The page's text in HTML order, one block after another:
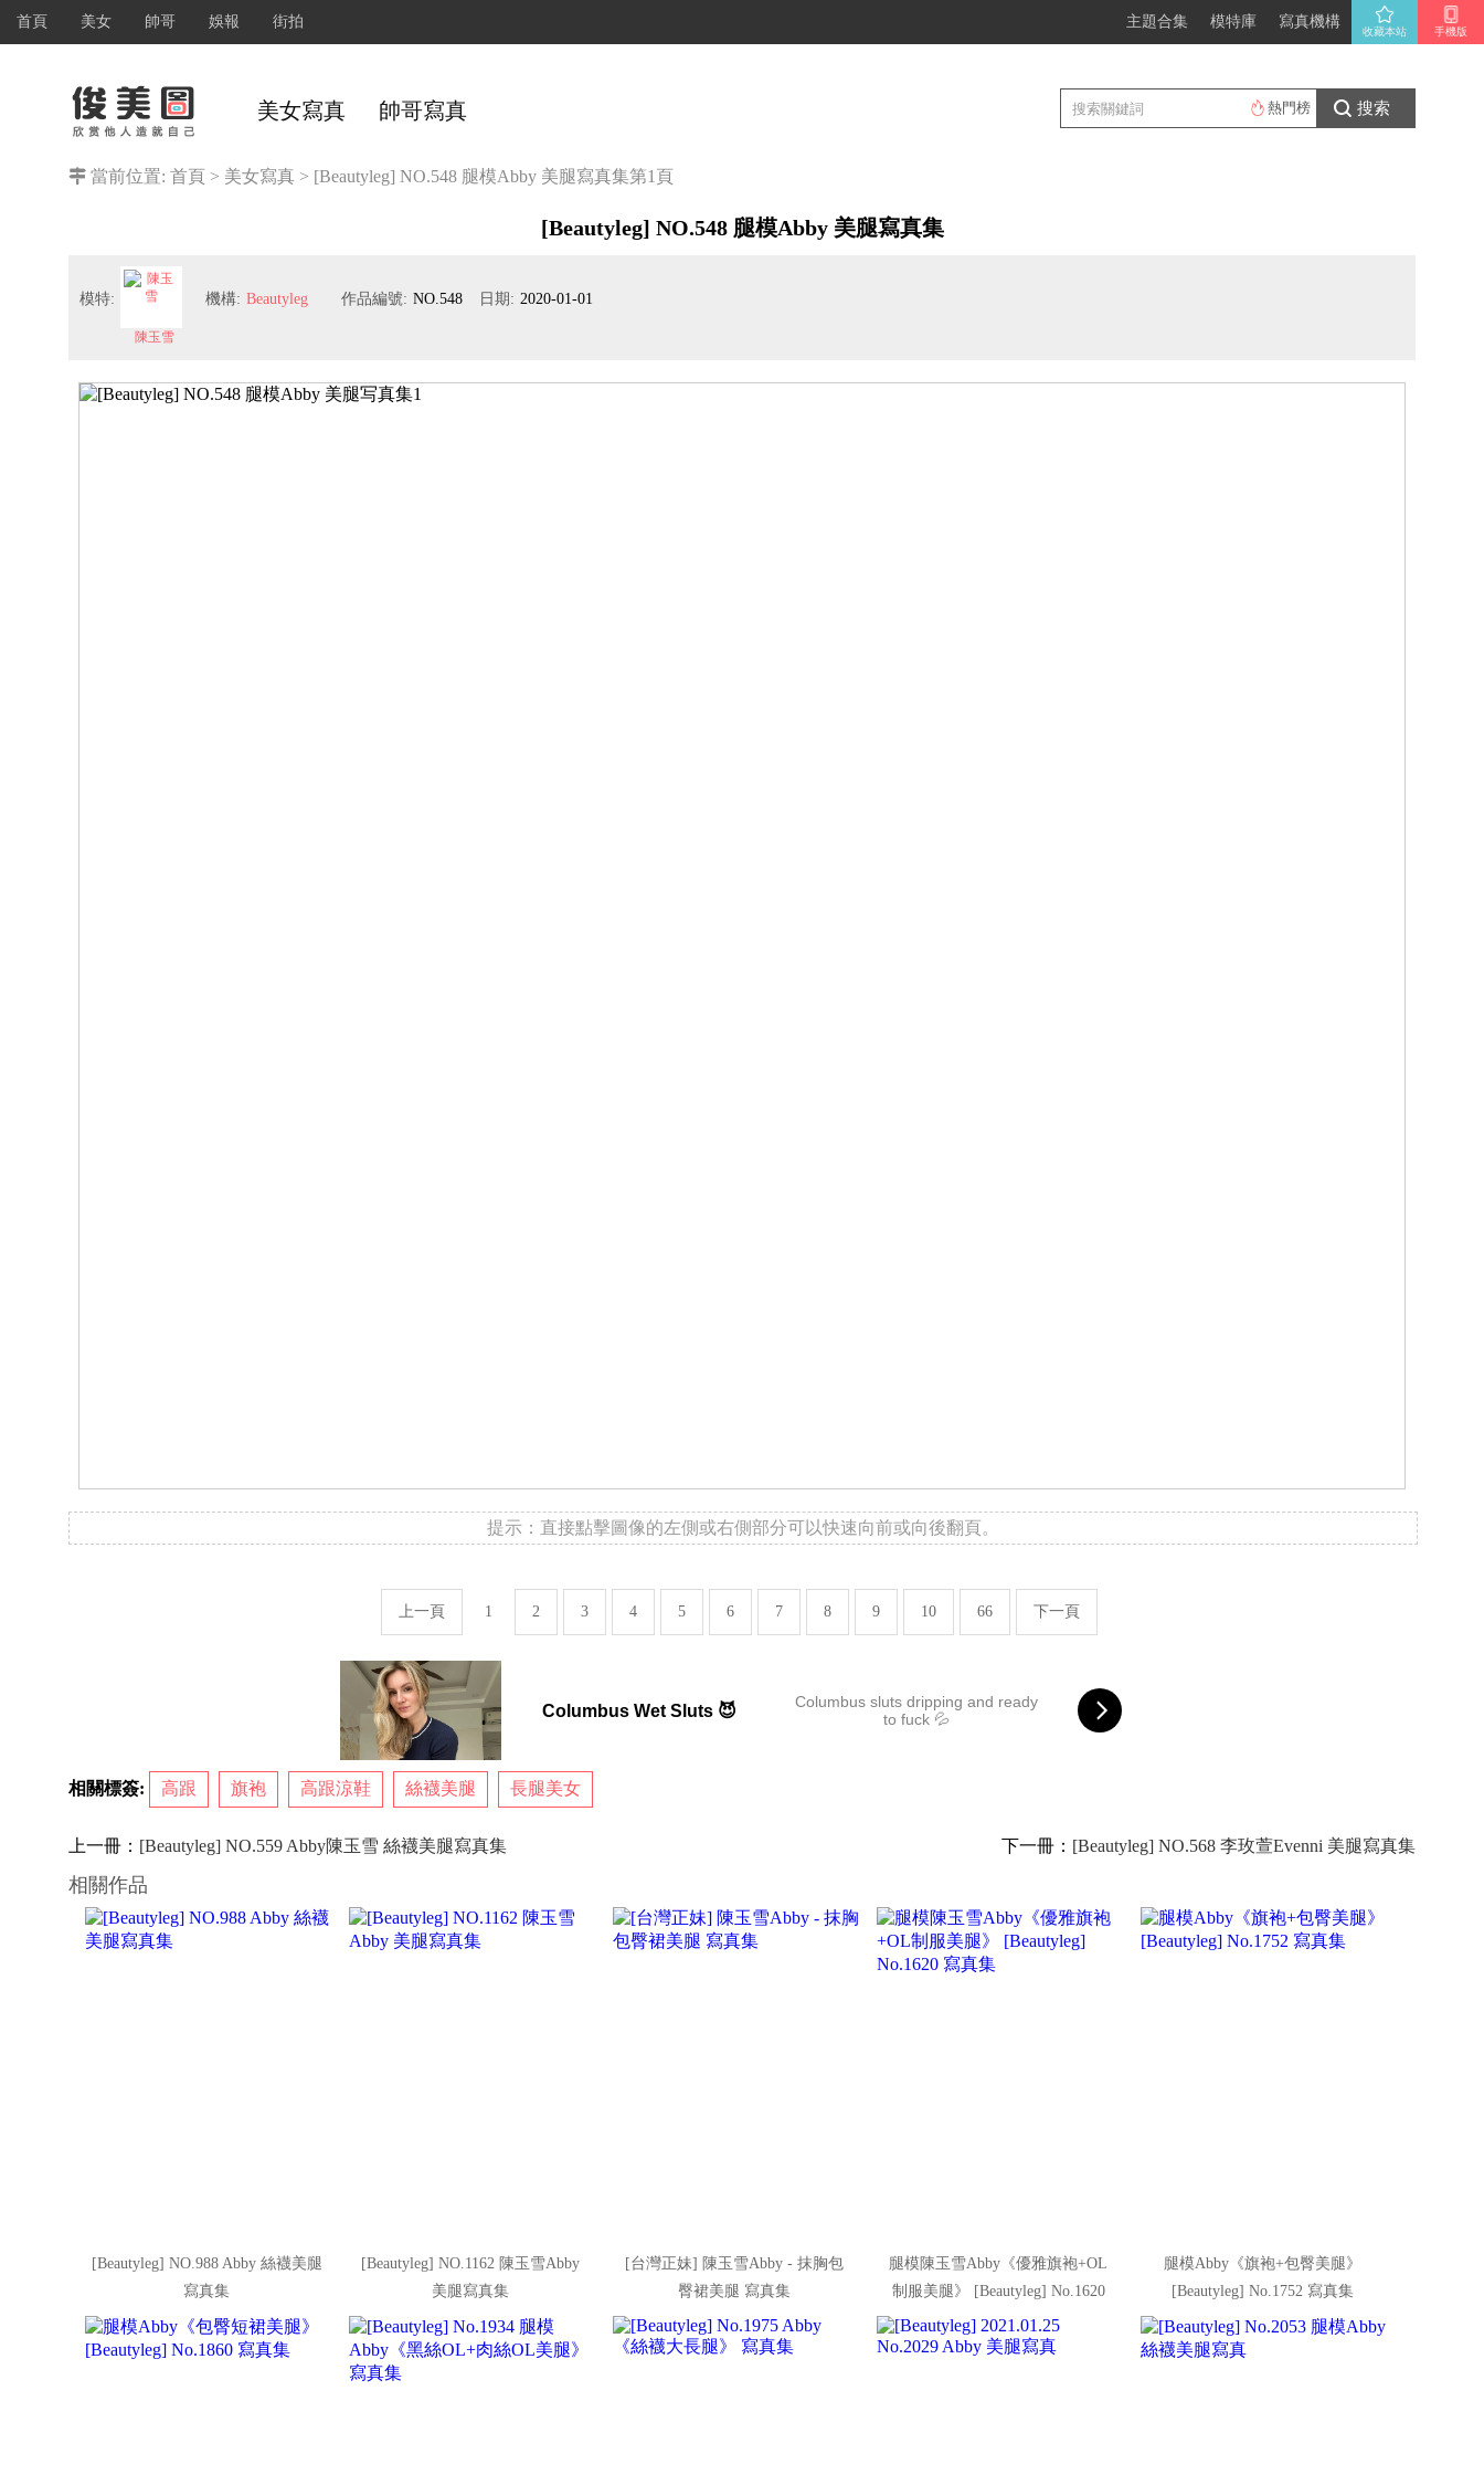
首頁 美女 帥哥 娛報 街拍
手機版
主題合集 模特庫 寫真機構
收藏本站
美女寫真 帥哥寫真 搜索
熱門榜
當前位置: 首頁 > 美女寫真 > [Beautyleg] NO.548 腿模Abby 美腿寫真集第1頁
[Beautyleg] NO.548 腿模Abby 美腿寫真集
模特:
陳玉雪
機構: Beautyleg 作品編號: NO.548 日期: 2020-01-01
提示：直接點擊圖像的左側或右側部分可以快速向前或向後翻頁。
上一頁 1 2 3 4 5 6 7 8 9 10 66 下一頁
Columbus Wet Sluts 😈
Columbus sluts dripping and ready
to fuck 💦
相關標簽: 高跟 旗袍 高跟涼鞋 絲襪美腿 長腿美女
上一冊： [Beautyleg] NO.559 Abby陳玉雪 絲襪美腿寫真集 下一冊： [Beautyleg] NO.568 李玫萱Evenni 美腿寫真集
相關作品
[Beautyleg] NO.988 Abby 絲襪美腿
寫真集
[Beautyleg] NO.1162 陳玉雪Abby
美腿寫真集
[台灣正妹] 陳玉雪Abby - 抹胸包
臀裙美腿 寫真集
腿模陳玉雪Abby《優雅旗袍+OL
制服美腿》 [Beautyleg] No.1620
寫真集
腿模Abby《旗袍+包臀美腿》
[Beautyleg] No.1752 寫真集